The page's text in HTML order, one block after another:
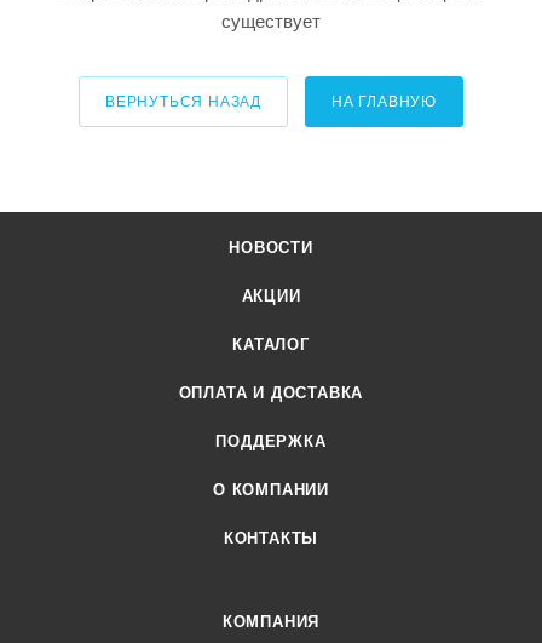
существует
ВЕРНУТЬСЯ НАЗАД НА ГЛАВНУЮ
НОВОСТИ
АКЦИИ
КАТАЛОГ
ОПЛАТА И ДОСТАВКА
ПОДДЕРЖКА
О КОМПАНИИ
КОНТАКТЫ
КОМПАНИЯ